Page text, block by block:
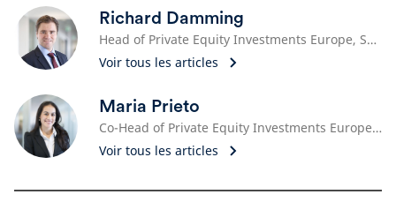
Richard Damming
Head of Private Equity Investments Europe, Schroders Capital
Voir tous les articles
Maria Prieto
Co-Head of Private Equity Investments Europe, Schroders Capital
Voir tous les articles